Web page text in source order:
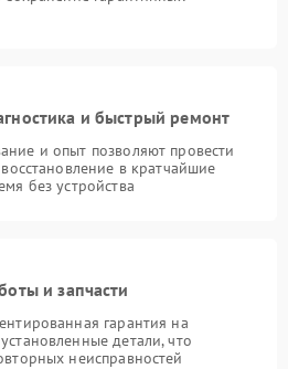
и быстрый ремонт
и опыт позволяют провести
в кратчайшие
без устройства
и запчасти
гарантия на
детали, что
неисправностей